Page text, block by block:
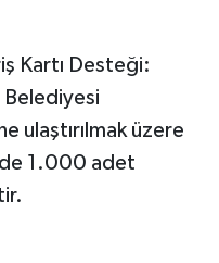
Kartı Desteği:
Belediyesi
ulaştırılmak üzere
1.000 adet